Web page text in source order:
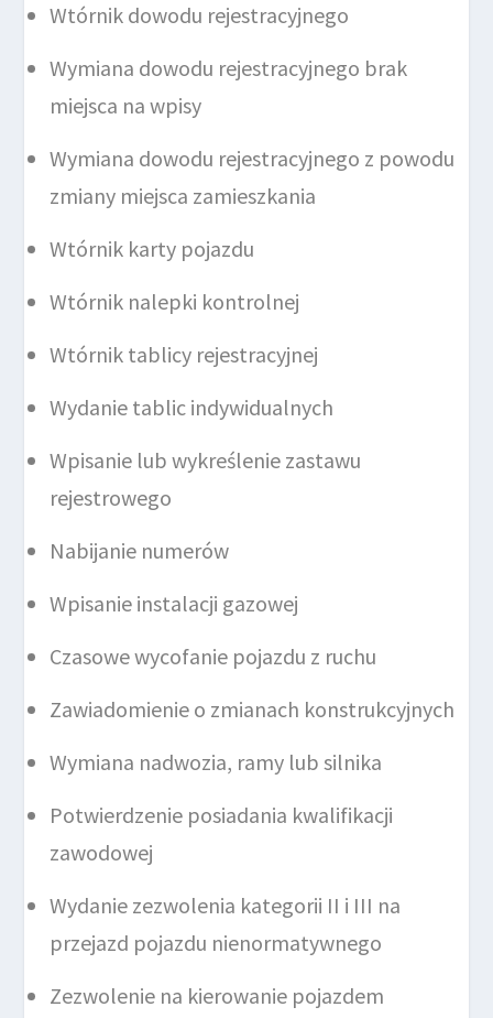
Wtórnik dowodu rejestracyjnego
Wymiana dowodu rejestracyjnego brak
miejsca na wpisy
Wymiana dowodu rejestracyjnego z powodu
zmiany miejsca zamieszkania
Wtórnik karty pojazdu
Wtórnik nalepki kontrolnej
Wtórnik tablicy rejestracyjnej
Wydanie tablic indywidualnych
Wpisanie lub wykreślenie zastawu
rejestrowego
Nabijanie numerów
Wpisanie instalacji gazowej
Czasowe wycofanie pojazdu z ruchu
Zawiadomienie o zmianach konstrukcyjnych
Wymiana nadwozia, ramy lub silnika
Potwierdzenie posiadania kwalifikacji
zawodowej
Wydanie zezwolenia kategorii II i III na
przejazd pojazdu nienormatywnego
Zezwolenie na kierowanie pojazdem